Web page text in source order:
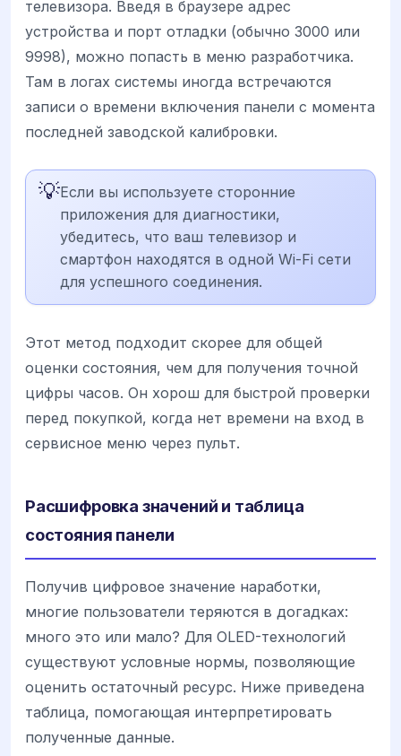
телевизора. Введя в браузере адрес
устройства и порт отладки (обычно 3000 или
9998), можно попасть в меню разработчика.
Там в логах системы иногда встречаются
записи о времени включения панели с момента
последней заводской калибровки.
💡Если вы используете сторонние
приложения для диагностики,
убедитесь, что ваш телевизор и
смартфон находятся в одной Wi-Fi сети
для успешного соединения.
Этот метод подходит скорее для общей
оценки состояния, чем для получения точной
цифры часов. Он хорош для быстрой проверки
перед покупкой, когда нет времени на вход в
сервисное меню через пульт.
Расшифровка значений и таблица
состояния панели
Получив цифровое значение наработки,
многие пользователи теряются в догадках:
много это или мало? Для OLED-технологий
существуют условные нормы, позволяющие
оценить остаточный ресурс. Ниже приведена
таблица, помогающая интерпретировать
полученные данные.